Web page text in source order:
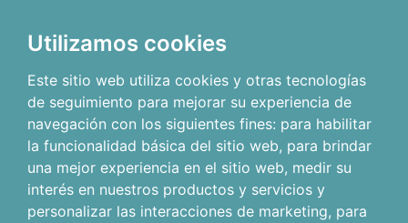
Utilizamos cookies
Este sitio web utiliza cookies y otras tecnologías
de seguimiento para mejorar su experiencia de
navegación con los siguientes fines: para habilitar
la funcionalidad básica del sitio web, para brindar
una mejor experiencia en el sitio web, medir su
interés en nuestros productos y servicios y
personalizar las interacciones de marketing, para